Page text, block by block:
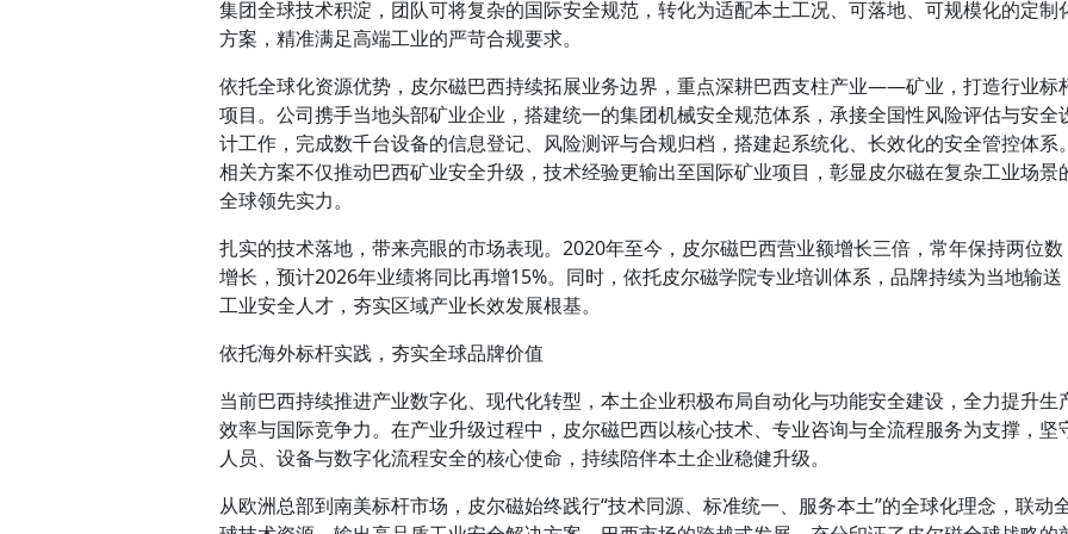
集团全球技术积淀，团队可将复杂的国际安全规范，转化为适配本土工况、可落地、可规模化的定制
方案，精准满足高端工业的严苛合规要求。
依托全球化资源优势，皮尔磁巴西持续拓展业务边界，重点深耕巴西支柱产业——矿业，打造行业标
项目。公司携手当地头部矿业企业，搭建统一的集团机械安全规范体系，承接全国性风险评估与安全
计工作，完成数千台设备的信息登记、风险测评与合规归档，搭建起系统化、长效化的安全管控体系。
相关方案不仅推动巴西矿业安全升级，技术经验更输出至国际矿业项目，彰显皮尔磁在复杂工业场景
全球领先实力。
扎实的技术落地，带来亮眼的市场表现。2020年至今，皮尔磁巴西营业额增长三倍，常年保持两位数
增长，预计2026年业绩将同比再增15%。同时，依托皮尔磁学院专业培训体系，品牌持续为当地输送
工业安全人才，夯实区域产业长效发展根基。
依托海外标杆实践，夯实全球品牌价值
当前巴西持续推进产业数字化、现代化转型，本土企业积极布局自动化与功能安全建设，全力提升生
效率与国际竞争力。在产业升级过程中，皮尔磁巴西以核心技术、专业咨询与全流程服务为支撑，坚
人员、设备与数字化流程安全的核心使命，持续陪伴本土企业稳健升级。
从欧洲总部到南美标杆市场，皮尔磁始终践行“技术同源、标准统一、服务本土”的全球化理念，联动